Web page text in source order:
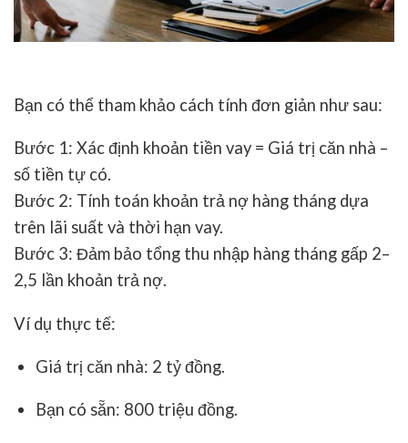
Bạn có thể tham khảo cách tính đơn giản như sau:
Bước 1: Xác định khoản tiền vay = Giá trị căn nhà –
số tiền tự có.
Bước 2: Tính toán khoản trả nợ hàng tháng dựa
trên lãi suất và thời hạn vay.
Bước 3: Đảm bảo tổng thu nhập hàng tháng gấp 2–
2,5 lần khoản trả nợ.
Ví dụ thực tế:
Giá trị căn nhà: 2 tỷ đồng.
Bạn có sẵn: 800 triệu đồng.